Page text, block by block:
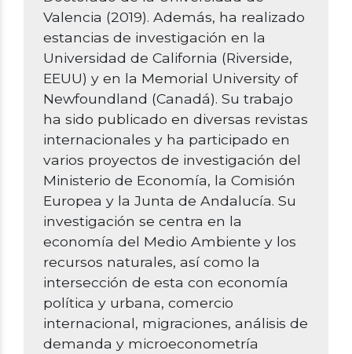
Valencia (2019). Además, ha realizado
estancias de investigación en la
Universidad de California (Riverside,
EEUU) y en la Memorial University of
Newfoundland (Canadá). Su trabajo
ha sido publicado en diversas revistas
internacionales y ha participado en
varios proyectos de investigación del
Ministerio de Economía, la Comisión
Europea y la Junta de Andalucía. Su
investigación se centra en la
economía del Medio Ambiente y los
recursos naturales, así como la
intersección de esta con economía
política y urbana, comercio
internacional, migraciones, análisis de
demanda y microeconometría